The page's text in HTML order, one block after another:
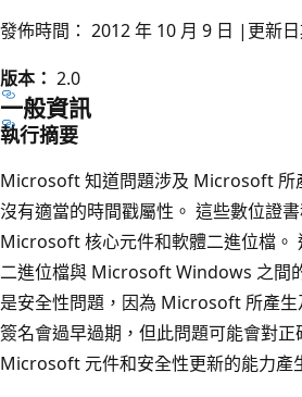
發佈時間： 2012 年 10 月 9 日 |更新
版本： 2.0
一般資訊
執行摘要
Microsoft 知道問題涉及 Microsoft 所
沒有適當的時間戳屬性。 這些數位證
Microsoft 核心元件和軟體二進位檔。
二進位檔與 Microsoft Windows 之間
是安全性問題，因為 Microsoft 所產
簽名會過早過期，但此問題可能會對
Microsoft 元件和安全性更新的能力產